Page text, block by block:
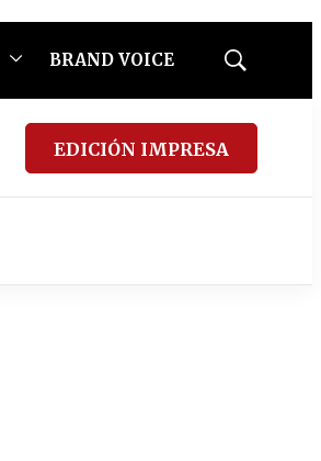
BRAND VOICE
Mostrar
EDICIÓN IMPRESA